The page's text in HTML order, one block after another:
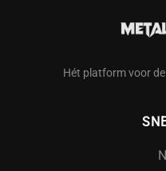
Hét platform voor